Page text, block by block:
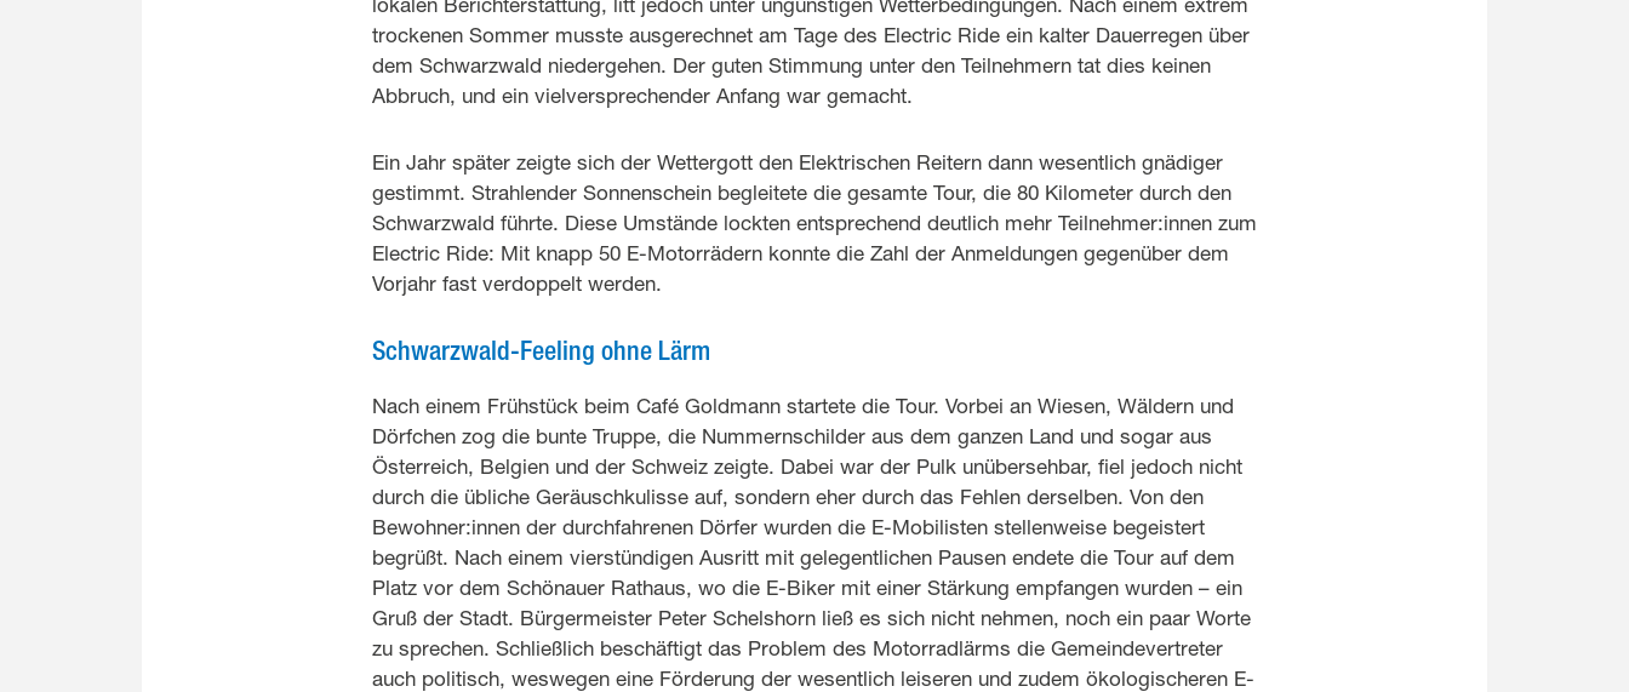
trockenen Sommer musste ausgerechnet am Tage des Electric Ride ein kalter Dauerregen über
dem Schwarzwald niedergehen. Der guten Stimmung unter den Teilnehmern tat dies keinen
Abbruch, und ein vielversprechender Anfang war gemacht.
Ein Jahr später zeigte sich der Wettergott den Elektrischen Reitern dann wesentlich gnädiger
gestimmt. Strahlender Sonnenschein begleitete die gesamte Tour, die 80 Kilometer durch den
Schwarzwald führte. Diese Umstände lockten entsprechend deutlich mehr Teilnehmer:innen zum
Electric Ride: Mit knapp 50 E-Motorrädern konnte die Zahl der Anmeldungen gegenüber dem
Vorjahr fast verdoppelt werden.
Schwarzwald-Feeling ohne Lärm
Nach einem Frühstück beim Café Goldmann startete die Tour. Vorbei an Wiesen, Wäldern und
Dörfchen zog die bunte Truppe, die Nummernschilder aus dem ganzen Land und sogar aus
Österreich, Belgien und der Schweiz zeigte. Dabei war der Pulk unübersehbar, fiel jedoch nicht
durch die übliche Geräuschkulisse auf, sondern eher durch das Fehlen derselben. Von den
Bewohner:innen der durchfahrenen Dörfer wurden die E-Mobilisten stellenweise begeistert
begrüßt. Nach einem vierstündigen Ausritt mit gelegentlichen Pausen endete die Tour auf dem
Platz vor dem Schönauer Rathaus, wo die E-Biker mit einer Stärkung empfangen wurden – ein
Gruß der Stadt. Bürgermeister Peter Schelshorn ließ es sich nicht nehmen, noch ein paar Worte
zu sprechen. Schließlich beschäftigt das Problem des Motorradlärms die Gemeindevertreter
auch politisch, weswegen eine Förderung der wesentlich leiseren und zudem ökologischeren E-